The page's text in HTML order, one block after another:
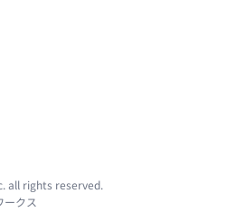
all rights reserved.
ークス